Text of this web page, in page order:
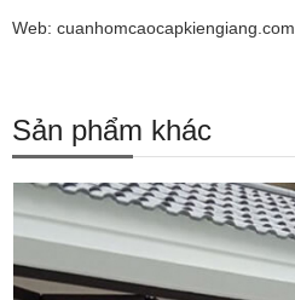
Web: cuanhomcaocapkiengiang.com
Sản phẩm khác